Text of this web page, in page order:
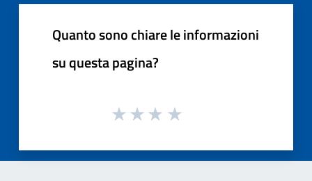
Quanto sono chiare le informazioni
su questa pagina?